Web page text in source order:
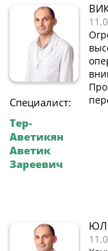
Специалист:
Тер-
Аветикян
Аветик
Зареевич